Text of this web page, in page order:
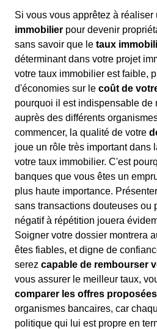
Si vous vous apprêtez à réaliser
immobilier pour devenir
sans savoir que le taux
déterminant dans votre projet
votre taux immobilier est faible,
d'économies sur le coût de
pourquoi il est indispensable de
auprès des différents
commencer, la qualité de votre
joue un rôle très important dans
votre taux immobilier. C'est
banques que vous êtes un
plus haute importance.
sans transactions douteuses ou
négatif à répétition jouera
Soigner votre dossier montrera
êtes fiables, et digne de
serez capable de rembourser
vous assurer le meilleur taux,
comparer les offres proposées
organismes bancaires, car
politique qui lui est propre en